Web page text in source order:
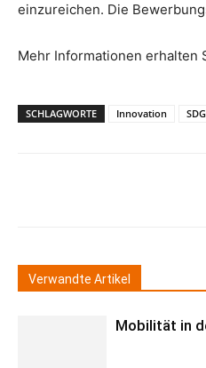
einzureichen. Die
Mehr Informationen erhalten
SCHLAGWORTE Innovation
Verwandte Artikel
Mobilität in